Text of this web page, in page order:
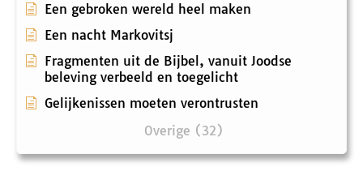
Een gebroken wereld heel maken
Een nacht Markovitsj
Fragmenten uit de Bijbel, vanuit Joodse
beleving verbeeld en toegelicht
Gelijkenissen moeten verontrusten
Overige (32)